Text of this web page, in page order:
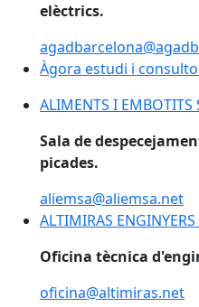
elèctrics.
Àgora estudi i
ALIMENTS I EMBOTITS
ALIMENTS I EMBOTITS
Sala de
picades.
aliemsa@aliemsa.net
ALTIMIRAS
ALTIMIRAS
Oficina tècnica
oficina@altimiras.net